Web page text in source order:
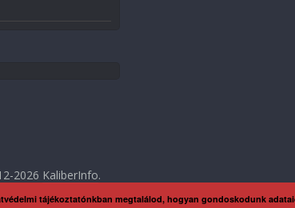
2026 KaliberInfo.
tájékoztatónkban megtalálod, hogyan gondoskodunk